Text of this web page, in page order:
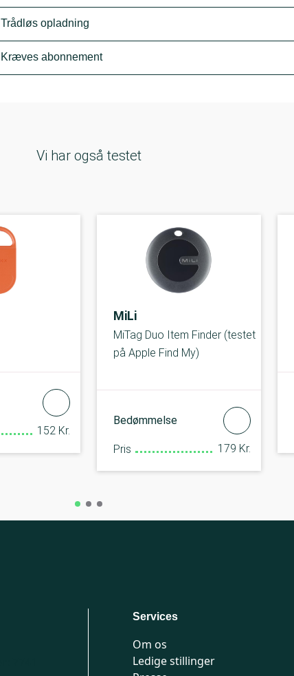
Trådløs opladning
Kræves abonnement
Vi har også testet
152 Kr.
MiLi
MiTag Duo Item Finder (testet
på Apple Find My)
Bedømmelse
Pris 179 Kr.
Services
Om os
Ledige stillinger